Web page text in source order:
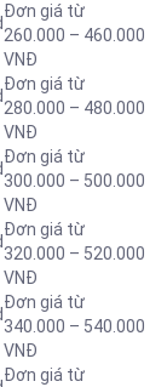
Đơn giá từ
260.000 – 460.000
VNĐ
Đơn giá từ
280.000 – 480.000
VNĐ
Đơn giá từ
300.000 – 500.000
VNĐ
Đơn giá từ
320.000 – 520.000
VNĐ
Đơn giá từ
340.000 – 540.000
VNĐ
Đơn giá từ